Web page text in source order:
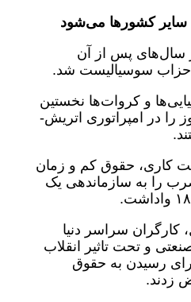
سایر کشورها می‌شود
سال‌های پس از آن
احزاب سوسیالیست شد.
و کروات‌ها نخستین
را در امپراتوری اتریش-
کاری، حقوق کم و زمان
را به سازماندهی یک
سراسر دنیا
و تحت تاثیر انقلاب
رسیدن به حقوق
زدند.